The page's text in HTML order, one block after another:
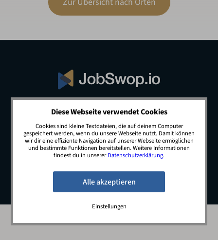
© 2026 JobSwop.io · All rights reserved.
Blog Jobs Newsletter
Kontakt
Preise
Impressum Datenschutz
Diese Webseite verwendet Cookies
Cookies sind kleine Textdateien, die auf deinem Computer
gespeichert werden, wenn du unsere Webseite nutzt. Damit können
wir dir eine effiziente Navigation auf unserer Webseite ermöglichen
und bestimmte Funktionen bereitstellen. Weitere Informationen
findest du in unsererDatenschutzerklärung.
Einstellungen